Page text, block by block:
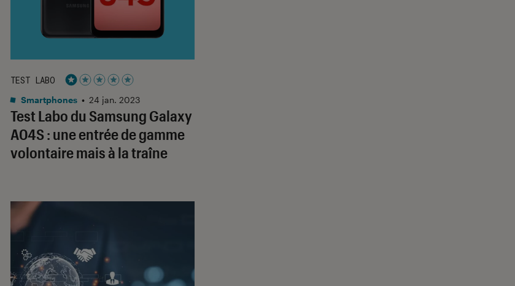
Test Labo du Samsung Galaxy
A04S : une entrée de gamme
volontaire mais à la traîne
TEST LABO
Noté 1 étoiles sur 5
Smartphones • 24 jan. 2023